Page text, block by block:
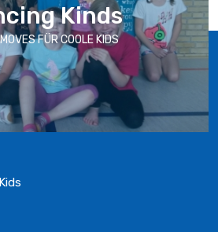
Kinds
FÜR COOLE KIDS